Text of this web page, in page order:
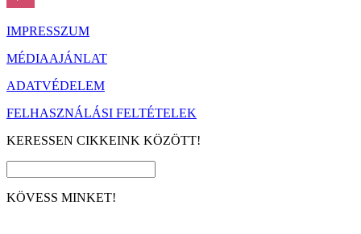
IMPRESSZUM
MÉDIAAJÁNLAT
ADATVÉDELEM
FELHASZNÁLÁSI FELTÉTELEK
KERESSEN CIKKEINK KÖZÖTT!
KÖVESS MINKET!